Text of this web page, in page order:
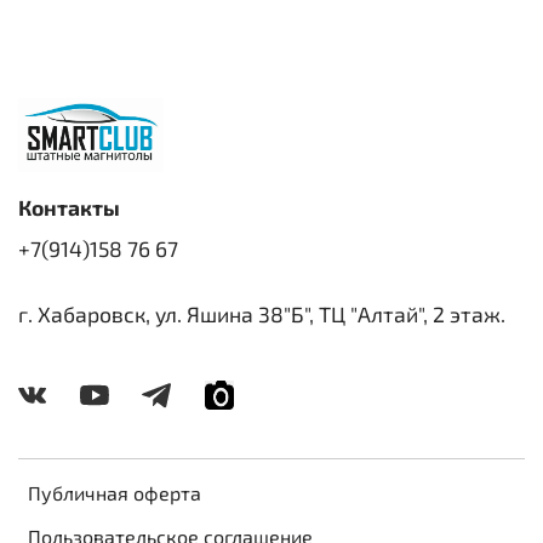
Публичная оферта
Пользовательское соглашение
Контакты
+7(914)158 76 67
г. Хабаровск, ул. Яшина 38"Б", ТЦ "Алтай", 2 этаж.